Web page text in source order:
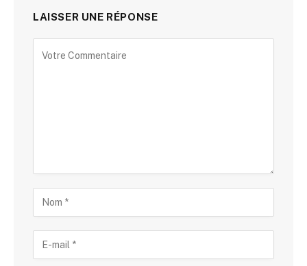
LAISSER UNE RÉPONSE